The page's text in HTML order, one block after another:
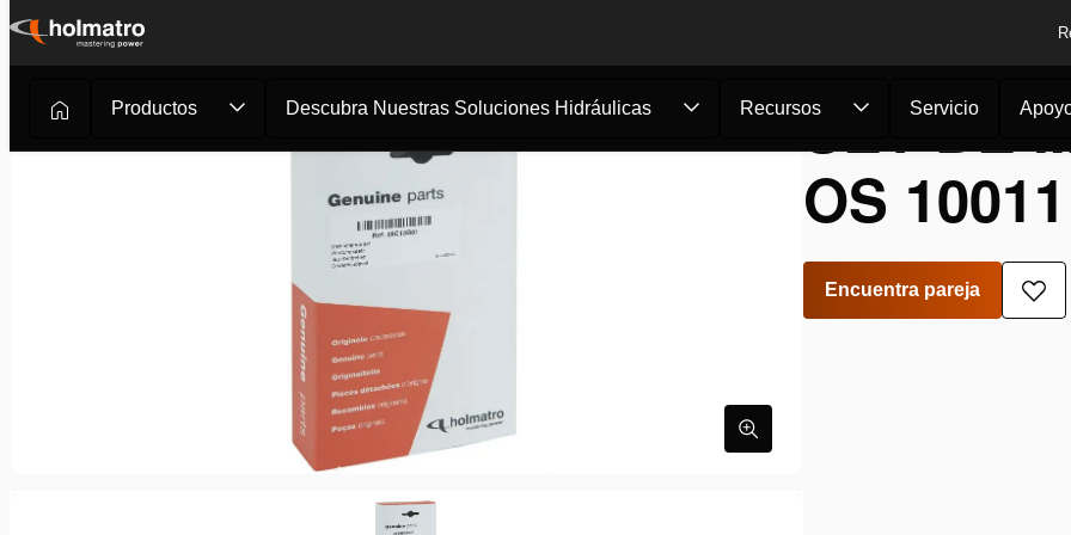
Ir
contenidoProductos Descubra Nuestras Soluciones Hidráulicas Recursos Servicio
SET DE
OS 10011
Encuentra pareja
a